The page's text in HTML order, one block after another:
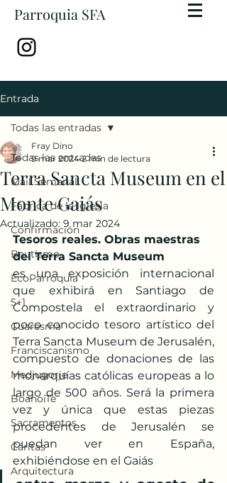
Parroquia SFA
Entrada
Todas las entradas
Mail Semanal
Fábrica de la Iglesia
Confirmación
Bautismo
EcoParroquia
5+1
Cuaresma
Franciscanismo
Medjugorje
BoanoiTe
Sacramentos
Cáritas
Arquitectura
Todas las entradas
Terra Sancta Museum en el
Monte Gaiás
Fray Dino
9 mar 2024 2 min de lectura
Actualizado: 9 mar 2024
Tesoros reales. Obras maestras
del Terra Sancta Museum
es una exposición internacional
que exhibirá en Santiago de
Compostela el extraordinario y
poco conocido tesoro artístico del
Terra Sancta Museum de Jerusalén,
compuesto de donaciones de las
monarquías católicas europeas a lo
largo de 500 años. Será la primera
vez y única que estas piezas
procedentes de Jerusalén se
puedan ver en España,
exhibiéndose en el Gaiás